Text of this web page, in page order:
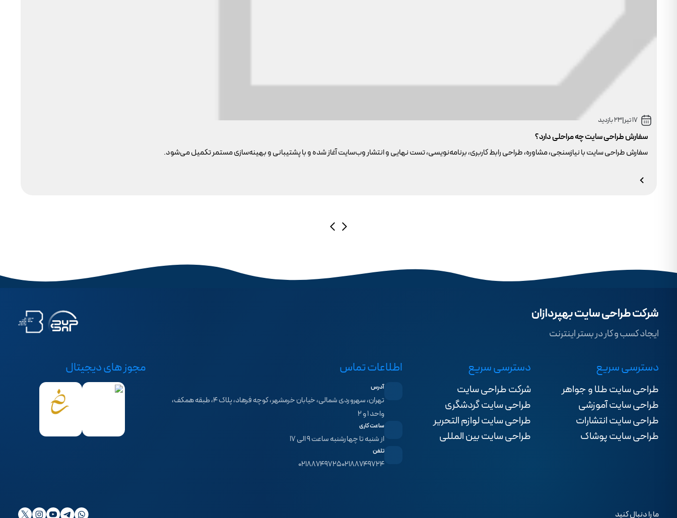
17 تیر |23 بازدید
سفارش طراحی سایت چه مراحلی دارد؟
سفارش طراحی سایت با نیازسنجی، مشاوره، طراحی رابط کاربری، برنامه‌نویسی، تست نهایی و انتشار وب‌سایت آغاز شده و با پشتیبانی و بهینه‌سازی مستمر تکمیل می‌شود.
شرکت طراحی سایت بهپردازان
ایجاد کسب و کار در بستر اینترنت
دسترسی سریع
طراحی سایت طلا و جواهر
طراحی سایت آموزشی
طراحی سایت انتشارات
طراحی سایت پوشاک
دسترسی سریع
شرکت طراحی سایت
طراحی سایت گردشگری
طراحی سایت لوازم التحریر
طراحی سایت بین المللی
اطلاعات تماس
آدرس
تهران، سهروردی شمالی، خیابان خرمشهر، کوچه فرهاد، پلاک ۴، طبقه همکف،
واحد ۱ و ۲
ساعت کاری
از شنبه تا چهارشنبه ساعت ۹ الی ۱۷
تلفن
۰۲۱۸۸۷۴۹۷۲۴۰۲۱۸۸۷۴۹۷۲۵
مجوز های دیجیتال
ما را دنبال کنید